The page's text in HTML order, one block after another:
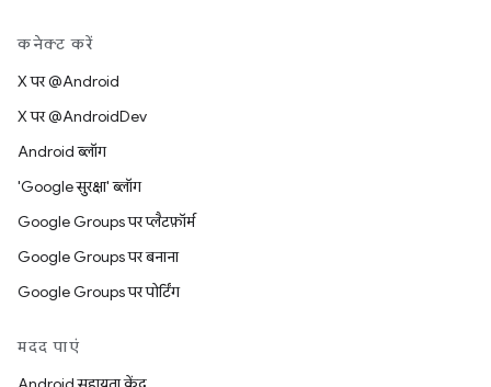
कनेक्ट करें
X पर @Android
X पर @AndroidDev
Android ब्लॉग
'Google सुरक्षा' ब्लॉग
Google Groups पर प्लैटफ़ॉर्म
Google Groups पर बनाना
Google Groups पर पोर्टिंग
मदद पाएं